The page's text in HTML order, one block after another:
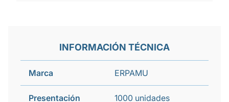
INFORMACIÓN TÉCNICA
Marca ERPAMU
Presentación 1000 unidades